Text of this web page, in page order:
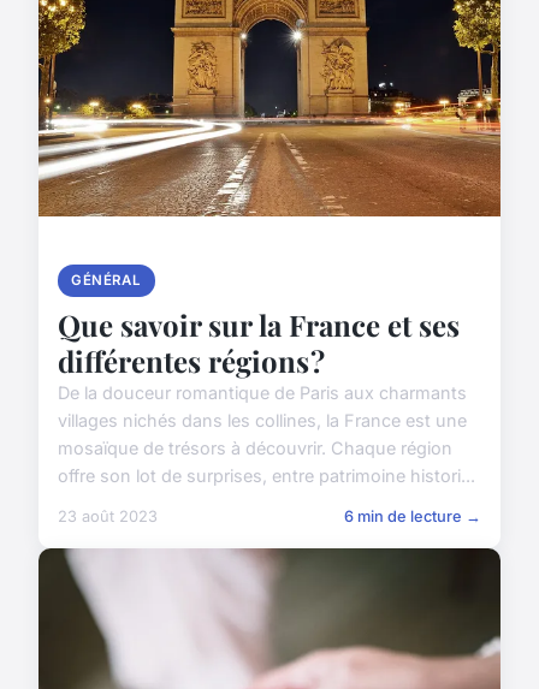
GÉNÉRAL
Que savoir sur la France et ses
différentes régions ?
De la douceur romantique de Paris aux charmants
villages nichés dans les collines, la France est une
mosaïque de trésors à découvrir. Chaque région
offre son lot de surprises, entre patrimoine histori...
23 août 2023 6 min de lecture →